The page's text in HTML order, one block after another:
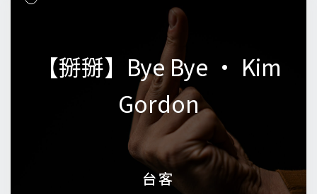
【掰掰】Bye Bye • Kim
Gordon
台客
【掰掰】Bye Bye • Kim
Gordon
台客